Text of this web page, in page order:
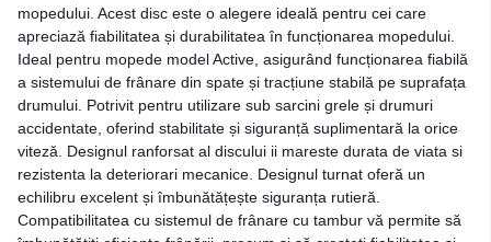
mopedului. Acest disc este o alegere ideală pentru cei care
apreciază fiabilitatea și durabilitatea în funcționarea mopedului.
Ideal pentru mopede model Active, asigurând funcționarea fiabilă
a sistemului de frânare din spate și tracțiune stabilă pe suprafața
drumului. Potrivit pentru utilizare sub sarcini grele și drumuri
accidentate, oferind stabilitate și siguranță suplimentară la orice
viteză. Designul ranforsat al discului ii mareste durata de viata si
rezistenta la deteriorari mecanice. Designul turnat oferă un
echilibru excelent și îmbunătățește siguranța rutieră.
Compatibilitatea cu sistemul de frânare cu tambur vă permite să